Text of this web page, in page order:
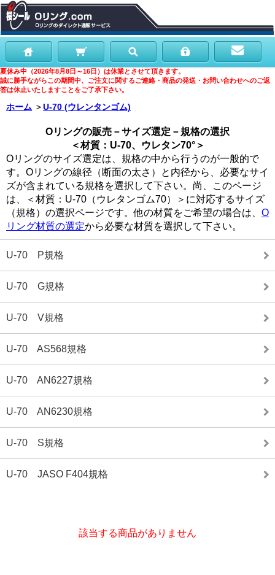
夏休み中（2026年8月8日～16日）は休業とさせて頂きます。
誠に勝手ながらこの期間中、ご注文に関するご連絡・商品の発送・お問い合わせへのご返
答は休止いたしますことをご了承下さい。
ホーム ＞U-70 (ウレンタンゴム)
Oリングの販売－サイズ選定－規格の選択
＜材質：U-70、ウレタン70°＞
Oリングのサイズ選定は、規格の中から行うのが一般的で
す。Oリングの線径（断面の太さ）と内径から、必要なサイ
ズが含まれている規格を選択して下さい。尚、このページ
は、＜材質：U-70（ウレタンゴム70）＞に対応するサイズ
（規格）の選択ページです。他の材質をご希望の場合は、 O
リング材質の選定から必要な材質を選択して下さい。
U-70 P規格
U-70 G規格
U-70 V規格
U-70 AS568規格
U-70 AN6227規格
U-70 AN6230規格
U-70 S規格
U-70 JASO F404規格
該当する商品がありません